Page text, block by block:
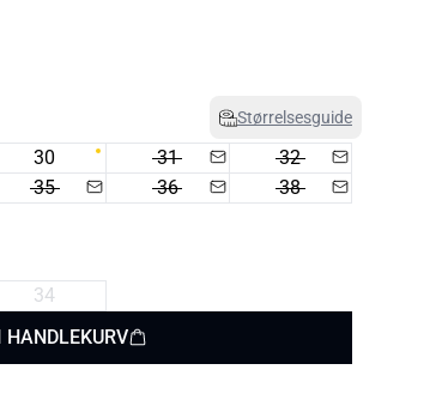
Størrelsesguide
30 31
32
35 36
38
34
HANDLEKURV